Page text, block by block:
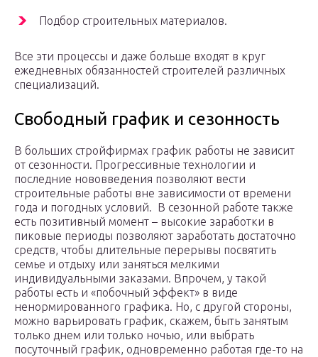
Подбор строительных материалов.
Все эти процессы и даже больше входят в круг
ежедневных обязанностей строителей различных
специализаций.
Свободный график и сезонность
В больших стройфирмах график работы не зависит
от сезонности. Прогрессивные технологии и
последние нововведения позволяют вести
строительные работы вне зависимости от времени
года и погодных условий. В сезонной работе также
есть позитивный момент – высокие заработки в
пиковые периоды позволяют заработать достаточно
средств, чтобы длительные перерывы посвятить
семье и отдыху или заняться мелкими
индивидуальными заказами. Впрочем, у такой
работы есть и «побочный эффект» в виде
ненормированного графика. Но, с другой стороны,
можно варьировать график, скажем, быть занятым
только днем или только ночью, или выбрать
посуточный график, одновременно работая где-то на